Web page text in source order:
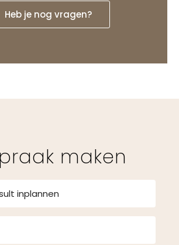
Heb je nog vragen?
maken